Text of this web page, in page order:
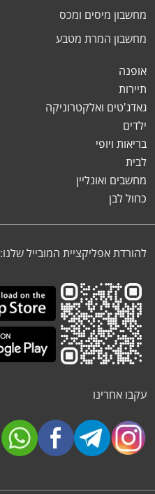
מחשבון מיסים ומכס
מחשבון המרת מטבע
אופנה
תיירות
גאדג'טים ואלקטרוניקה
ילדים
בריאות ויופי
לבית
מחשבים ואונליין
כחול לבן
להורדת אפליקציית המובייל שלנו:
עקבו אחרינו